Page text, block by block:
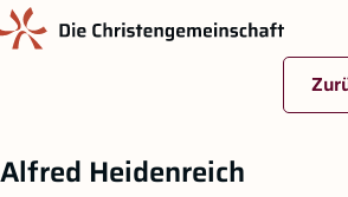
Alfred Heidenreich